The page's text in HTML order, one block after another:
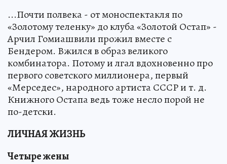
...Почти полвека - от моноспектакля по
«Золотому теленку» до клуба «Золотой Остап» -
Арчил Гомиашвили прожил вместе с
Бендером. Вжился в образ великого
комбинатора. Потому и лгал вдохновенно про
первого советского миллионера, первый
«Мерседес», народного артиста СССР и т. д.
Книжного Остапа ведь тоже несло порой не
по-детски.
ЛИЧНАЯ ЖИЗНЬ
Четыре жены